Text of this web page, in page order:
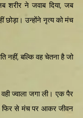
शरीर ने जवाब दिया, जब
छोड़ा। उन्होंने नृत्य को मंच
नहीं, बल्कि वह चेतना है जो
ज्वाला जगा ली। एक पैर
फिर से मंच पर आकर जीवन